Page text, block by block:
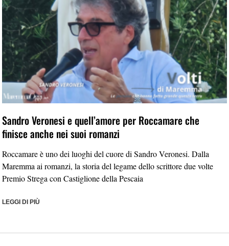
Sandro Veronesi e quell’amore per Roccamare che
finisce anche nei suoi romanzi
Roccamare è uno dei luoghi del cuore di Sandro Veronesi. Dalla
Maremma ai romanzi, la storia del legame dello scrittore due volte
Premio Strega con Castiglione della Pescaia
LEGGI DI PIÙ